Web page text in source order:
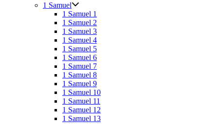
1 Samuel
1 Samuel 1
1 Samuel 2
1 Samuel 3
1 Samuel 4
1 Samuel 5
1 Samuel 6
1 Samuel 7
1 Samuel 8
1 Samuel 9
1 Samuel 10
1 Samuel 11
1 Samuel 12
1 Samuel 13